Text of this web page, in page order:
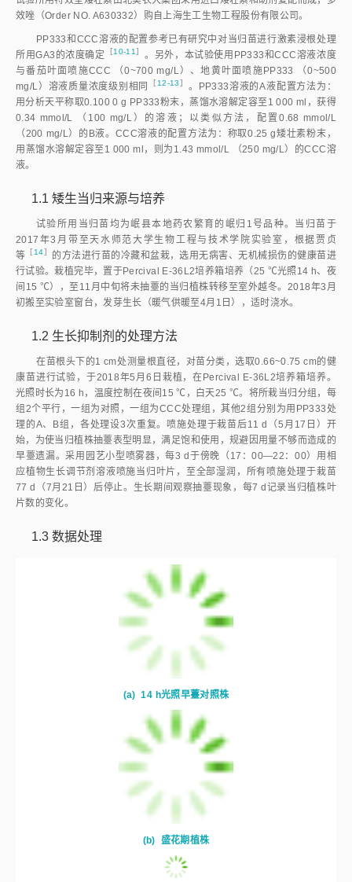
效唑（Order NO. A630332）购自上海生工生物工程股份有限公司。
PP333和CCC溶液的配置参考已有研究中对当归苗进行激素浸根处理
所用GA3的浓度确 定 ［10-11］ 。另外，本试验使用PP333和CCC溶液浓度
与番茄叶面喷施CCC （0~700 mg/L）、地黄叶面喷施PP333 （0~500
mg/L）溶液质量浓度级别相 同 ［ 12-13］ 。PP333溶液的A液配置方法为：
用分析天平称取0.100 0 g PP333粉末，蒸馏水溶解定容至1 000 ml，获得
0.34 mmol/L （100 mg/L）的溶液；以类似方法，配置0.68 mmol/L
（200 mg/L）的B液。CCC溶液的配置方法为：称取0.25 g矮壮素粉末，
用蒸馏水溶解定容至1 000 ml，则为1.43 mmol/L （250 mg/L）的CCC溶
液。
1.1 矮生当归来源与培养
试验所用当归苗均为岷县本地药农繁育的岷归1号品种。当归苗于
2017年3月带至天水师范大学生物工程与技术学院实验室，根据贾贞
等 ［ 14］ 的方法进行苗的冷藏和盆栽，选用无病害、无机械损伤的健康苗进
行试验。栽植完毕，置于Percival E-36L2培养箱培养（25 ℃光照14 h、夜
间15 ℃），至11月中旬将未抽薹的当归植株转移至室外越冬。2018年3月
初搬至实验室窗台，发芽生长（暖气供暖至4月1日），适时浇水。
1.2 生长抑制剂的处理方法
在苗根头下的1 cm处测量根直径，对苗分类，选取0.66~0.75 cm的健
康苗进行试验，于2018年5月6日栽植，在Percival E-36L2培养箱培养。
光照时长为16 h，温度控制在夜间15 ℃，白天25 ℃。将所栽当归分组，每
组2个平行，一组为对照，一组为CCC处理组，其他2组分别为用PP333处
理的A、B组，各处理设3次重复。喷施处理于栽苗后11 d（5月17日）开
始，为使当归植株抽薹表型明显，满足饱和使用，规避因用量不够而造成的
早薹遗漏。采用园艺小型喷雾器，每3 d于傍晚（17：00—22：00）用相
应植物生长调节剂溶液喷施当归叶片，至全部湿润，所有喷施处理于栽苗
77 d（7月21日）后停止。生长期间观察抽薹现象，每7 d记录当归植株叶
片数的变化。
1.3 数据处理
(a) 14 h光照早薹对照株